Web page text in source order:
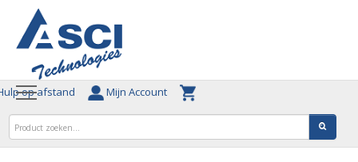
op afstand Mijn Account